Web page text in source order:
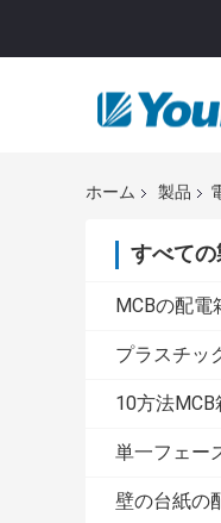
ホーム 製品
すべて
MCBの配電
プラスチッ
10方法MCB
単一フェー
壁の台紙の